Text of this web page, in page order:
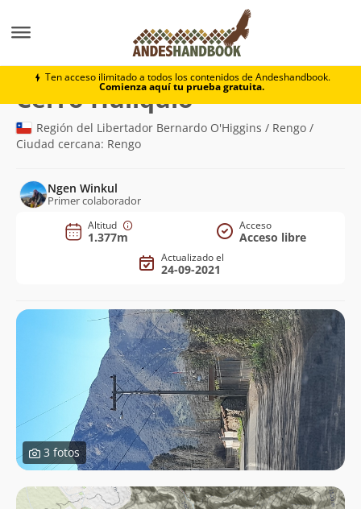
Ten acceso ilimitado a todos los contenidos de Andeshandbook.
Comienza aquí tu prueba gratuita.
Cerro Huilquio
Cerro Huilquio(1.377m)
Región del Libertador Bernardo O'Higgins / Rengo /
Ciudad cercana: Rengo
Ngen Winkul
Primer colaborador
Altitud
1.377m
Acceso
Acceso libre
Actualizado el
24-09-2021
3 fotos